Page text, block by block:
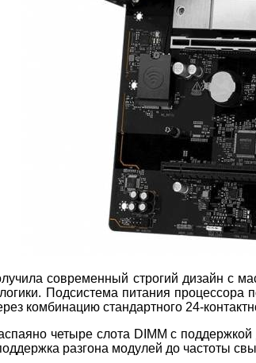
современный строгий дизайн с
Подсистема питания
комбинацию стандартного 24-
четыре слота DIMM с
разгона модулей до частоты